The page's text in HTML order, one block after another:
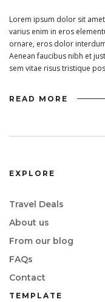
Lorem ipsum dolor sit
varius enim in eros
ornare, eros dolor
Aenean faucibus nibh et
sem vitae risus tristique
READ MORE
EXPLORE
Travel Deals
About us
From our blog
FAQs
Contact
TEMPLATE